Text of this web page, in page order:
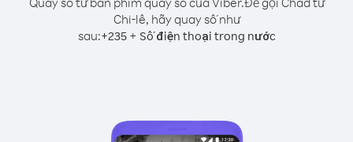
Chi-lê, hãy quay số như
sau:+235+ Số điện thoại trong nước